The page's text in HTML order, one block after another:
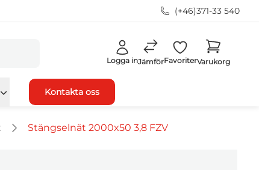
(+46)371-33 540
Logga inJämförFavoriterVarukorg
Kontakta oss
Stängselnät 2000x50 3,8 FZV